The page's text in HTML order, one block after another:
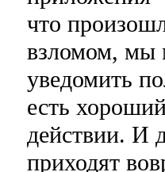
что
взломом, мы
уведомить
есть
действии. И
приходят